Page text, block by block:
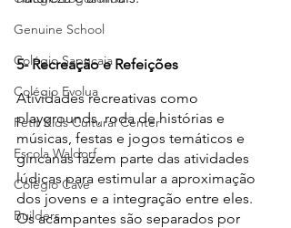
Genuine School
Colégio Sapucaia
Colégio Evolua
Petit Kids Cultural Center
Escola Waldorf
Colégio Cave
Builders
5- Recreação e Refeições
Atividades recreativas como
playgrounds, roda de histórias e
músicas, festas e jogos temáticos e
gincanas fazem parte das atividades
lúdicas para estimular a aproximação
dos jovens e a integração entre eles.
Os acampantes são separados por